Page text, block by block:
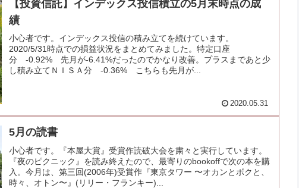
【投資信託】インデックス投信積立の5月末時点の成
績
小心者です。インデックス投信の積み立てを続けています。
2020/5/31時点での損益状況をまとめてみました。特定口座
分 -0.92% 先月が-6.41%だったのでかなり改善。プラスまであと少
し積み立てＮＩＳＡ分 -0.36% こちらも先月が...
2020.05.31
5月の読書
小心者です。『本屋大賞』受賞作読破大会を粛々と実行しています。
『夜のピクニック』を読み終えたので、最寄りのbookoffで次の本を購
入。今月は、第三回(2006年)受賞作『東京タワー 〜オカンとボクと、
時々、オトン〜』(リリー・フランキー)...